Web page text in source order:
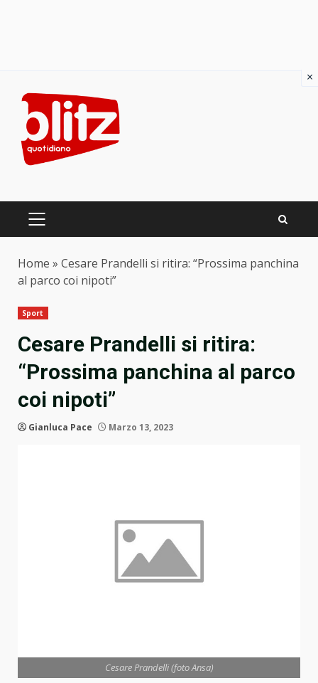
content
PRIMARY
Home » Cesare Prandelli si ritira: “Prossima panchina
al parco coi nipoti”
Sport
Cesare Prandelli si ritira:
“Prossima panchina al parco
coi nipoti”
Gianluca Pace Marzo 13, 2023
Cesare Prandelli (foto Ansa)
×